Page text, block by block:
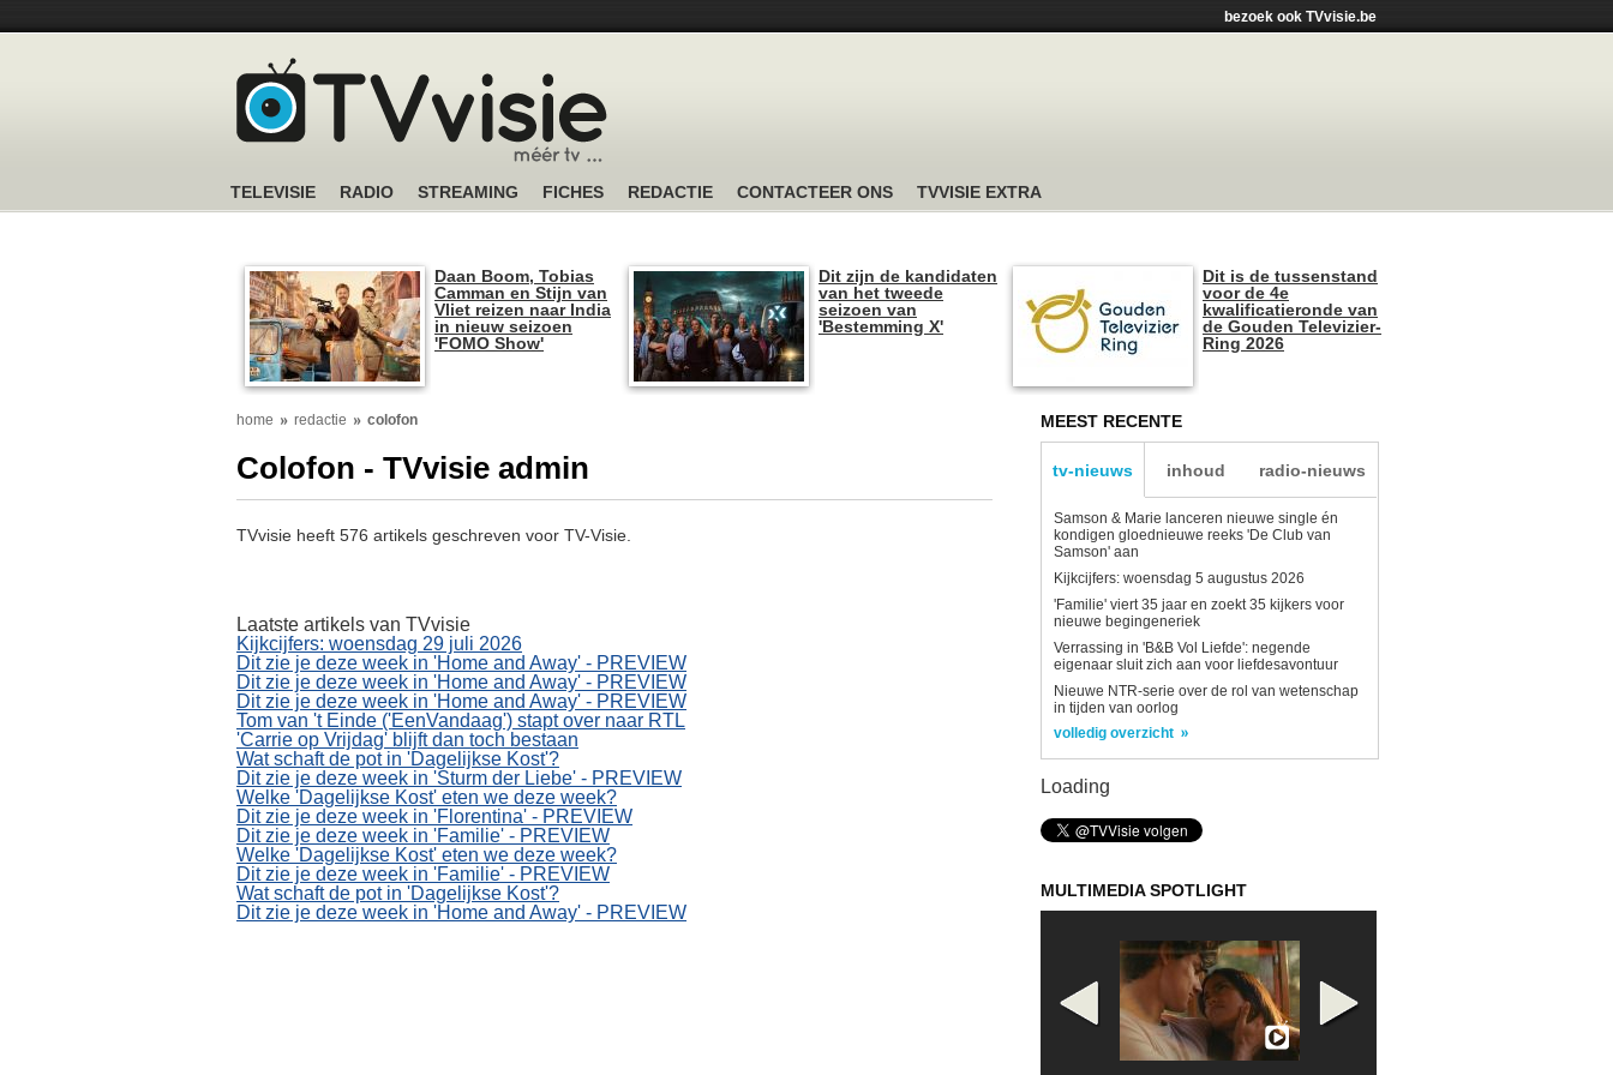
bezoek ook TVvisie.be
TELEVISIE RADIO STREAMING FICHES REDACTIE CONTACTEER ONS TVVISIE EXTRA
Daan Boom, Tobias
Camman en Stijn van
Vliet reizen naar India
in nieuw seizoen
'FOMO Show'
Dit zijn de kandidaten
van het tweede
seizoen van
'Bestemming X'
Dit is de tussenstand
voor de 4e
kwalificatieronde van
de Gouden Televizier-
Ring 2026
home redactie colofon
Colofon - TVvisie admin
TVvisie heeft 576 artikels geschreven voor TV-Visie.
Laatste artikels van TVvisie
Kijkcijfers: woensdag 29 juli 2026
Dit zie je deze week in 'Home and Away' - PREVIEW
Dit zie je deze week in 'Home and Away' - PREVIEW
Dit zie je deze week in 'Home and Away' - PREVIEW
Tom van 't Einde ('EenVandaag') stapt over naar RTL
'Carrie op Vrijdag' blijft dan toch bestaan
Wat schaft de pot in 'Dagelijkse Kost'?
Dit zie je deze week in 'Sturm der Liebe' - PREVIEW
Welke 'Dagelijkse Kost' eten we deze week?
Dit zie je deze week in 'Florentina' - PREVIEW
Dit zie je deze week in 'Familie' - PREVIEW
Welke 'Dagelijkse Kost' eten we deze week?
Dit zie je deze week in 'Familie' - PREVIEW
Wat schaft de pot in 'Dagelijkse Kost'?
Dit zie je deze week in 'Home and Away' - PREVIEW
MEEST RECENTE
tv-nieuws inhoud radio-nieuws
Samson & Marie lanceren nieuwe single én
kondigen gloednieuwe reeks 'De Club van
Samson' aan
Kijkcijfers: woensdag 5 augustus 2026
'Familie' viert 35 jaar en zoekt 35 kijkers voor
nieuwe begingeneriek
Verrassing in 'B&B Vol Liefde': negende
eigenaar sluit zich aan voor liefdesavontuur
Nieuwe NTR-serie over de rol van wetenschap
in tijden van oorlog
volledig overzicht
Loading
MULTIMEDIA SPOTLIGHT